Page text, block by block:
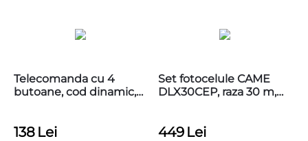
Telecomanda cu 4
butoane, cod dinamic,
138 Lei
Set fotocelule CAME
DLX30CEP, raza 30 m,
449 Lei